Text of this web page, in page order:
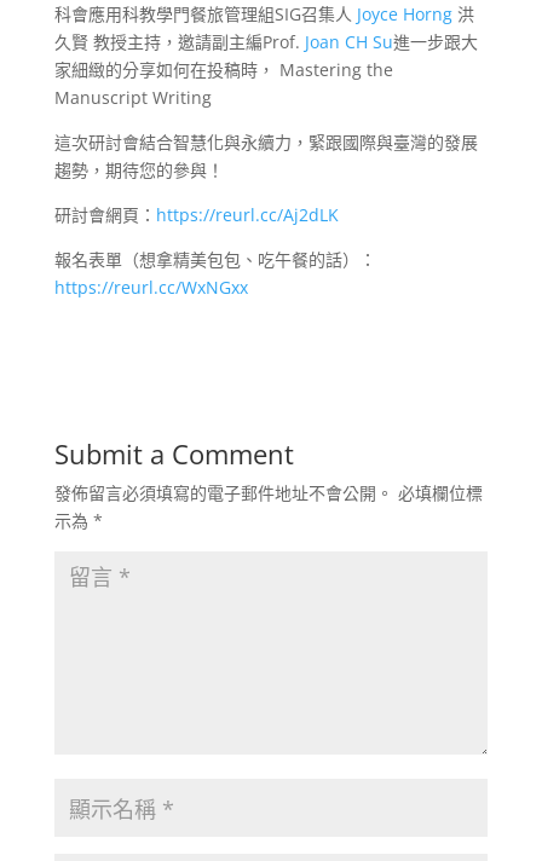
科會應用科教學門餐旅管理組SIG召集人 Joyce Horng洪
久賢 教授主持，邀請副主編Prof. Joan CH Su進一步跟大
家細緻的分享如何在投稿時， Mastering the
Manuscript Writing
這次研討會結合智慧化與永續力，緊跟國際與臺灣的發展
趨勢，期待您的參與！
研討會網頁： https://reurl.cc/Aj2dLK
報名表單（想拿精美包包、吃午餐的話）：
https://reurl.cc/WxNGxx
Submit a Comment
發佈留言必須填寫的電子郵件地址不會公開。 必填欄位標
示為 *